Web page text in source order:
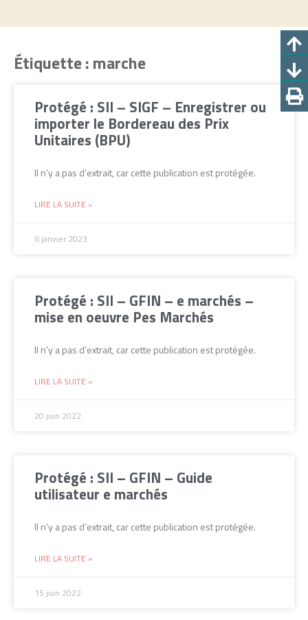
Étiquette : marche
Protégé : SII – SIGF – Enregistrer ou
importer le Bordereau des Prix
Unitaires (BPU)
Il n’y a pas d’extrait, car cette publication est protégée.
LIRE LA SUITE »
6 janvier 2023
Protégé : SII – GFIN – e marchés –
mise en oeuvre Pes Marchés
Il n’y a pas d’extrait, car cette publication est protégée.
LIRE LA SUITE »
20 juin 2022
Protégé : SII – GFIN – Guide
utilisateur e marchés
Il n’y a pas d’extrait, car cette publication est protégée.
LIRE LA SUITE »
15 juin 2022